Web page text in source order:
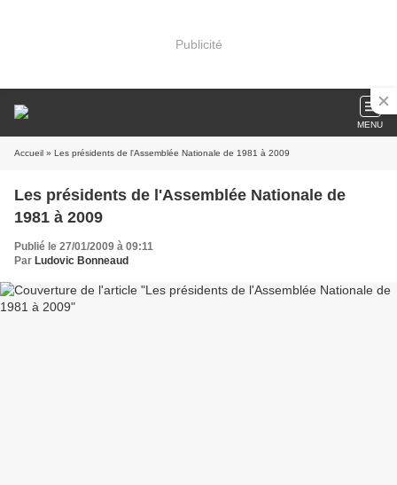
Publicité
MENU
Accueil » Les présidents de l'Assemblée Nationale de 1981 à 2009
Les présidents de l'Assemblée Nationale de
1981 à 2009
Publié le 27/01/2009 à 09:11
Par Ludovic Bonneaud